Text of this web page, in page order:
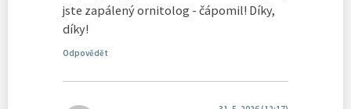
jste zapálený ornitolog - čápomil! Díky,
díky!
Odpovědět